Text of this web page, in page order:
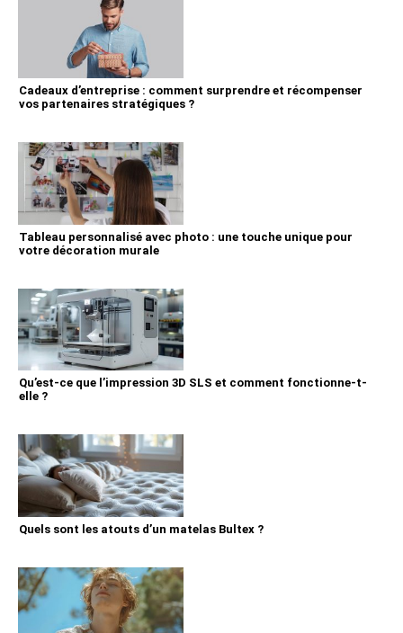
Cadeaux d’entreprise : comment surprendre et récompenser
vos partenaires stratégiques ?
Tableau personnalisé avec photo : une touche unique pour
votre décoration murale
Qu’est-ce que l’impression 3D SLS et comment fonctionne-t-
elle ?
Quels sont les atouts d’un matelas Bultex ?